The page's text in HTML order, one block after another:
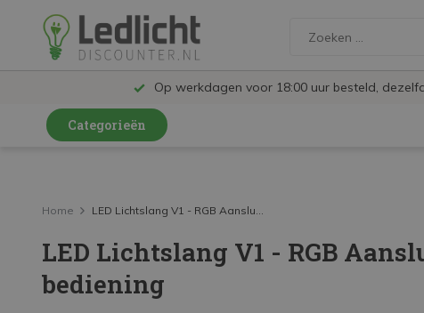
Op werkdagen voor 18:00 uur besteld,
Categorieën
LED Railspots
LED Panelen
LED TL
Home LED Lichtslang V1 - RGB Aanslu...
LED Lichtslang V1 - RGB
bediening